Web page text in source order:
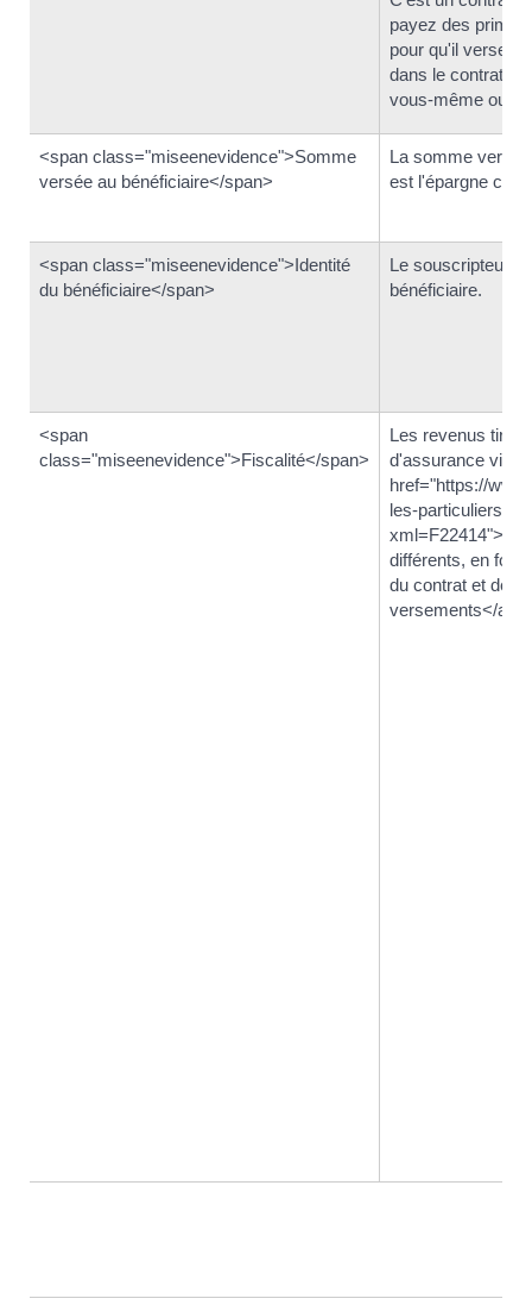
payez des
pour qu'il verse,
dans le contrat,
vous-même ou à
<span class="miseenevidence">Somme
versée au bénéficiaire</span>
La somme
est l'épargne
<span class="miseenevidence">Identité
du bénéficiaire</span>
Le souscripteur
bénéficiaire.
<span
class="miseenevidence">Fiscalité</span>
Les revenus tirés
d'assurance vie
href="https://
les-particuliers/?
différents, en
du contrat et de
versements</a>.